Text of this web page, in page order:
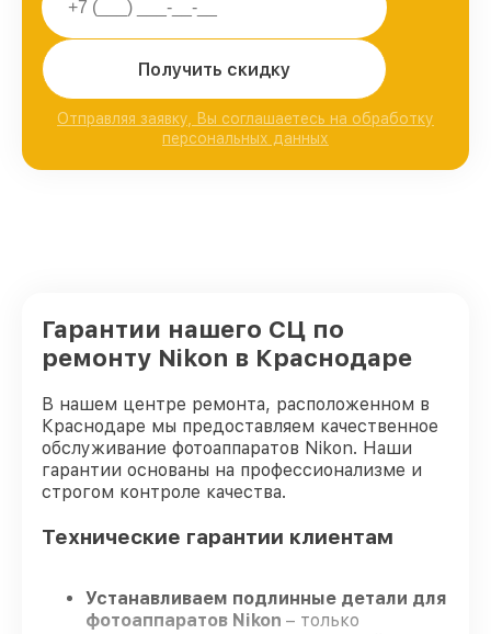
Получить скидку
Отправляя заявку, Вы соглашаетесь на обработку
персональных данных
Гарантии нашего СЦ по
ремонту Nikon в Краснодаре
В нашем центре ремонта, расположенном в
Краснодаре мы предоставляем качественное
обслуживание фотоаппаратов Nikon. Наши
гарантии основаны на профессионализме и
строгом контроле качества.
Технические гарантии клиентам
Устанавливаем подлинные детали для
фотоаппаратов Nikon – только